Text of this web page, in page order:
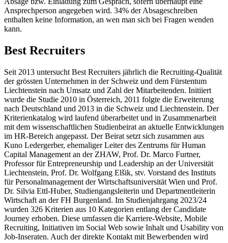
Ansprechperson angegeben wird. 34% der Absageschreiben
enthalten keine Information, an wen man sich bei Fragen wenden
kann.
Best Recruiters
Seit 2013 untersucht Best Recruiters jährlich die Recruiting-Qualität
der grössten Unternehmen in der Schweiz und dem Fürstentum
Liechtenstein nach Umsatz und Zahl der Mitarbeitenden. Initiiert
wurde die Studie 2010 in Österreich, 2011 folgte die Erweiterung
nach Deutschland und 2013 in die Schweiz und Liechtenstein. Der
Kriterienkatalog wird laufend überarbeitet und in Zusammenarbeit
mit dem wissenschaftlichen Studienbeirat an aktuelle Entwicklungen
im HR-Bereich angepasst. Der Beirat setzt sich zusammen aus
Kuno Ledergerber, ehemaliger Leiter des Zentrums für Human
Capital Management an der ZHAW, Prof. Dr. Marco Furtner,
Professor für Entrepreneurship und Leadership an der Universität
Liechtenstein, Prof. Dr. Wolfgang Elšik, stv. Vorstand des Instituts
für Personalmanagement der Wirtschaftsuniversität Wien und Prof.
Dr. Silvia Ettl-Huber, Studiengangsleiterin und Departmentleiterin
Wirtschaft an der FH Burgenland. Im Studienjahrgang 2023/24
wurden 326 Kriterien aus 10 Kategorien entlang der Candidate
Journey erhoben. Diese umfassen die Karriere-Website, Mobile
Recruiting, Initiativen im Social Web sowie Inhalt und Usability von
Job-Inseraten. Auch der direkte Kontakt mit Bewerbenden wird